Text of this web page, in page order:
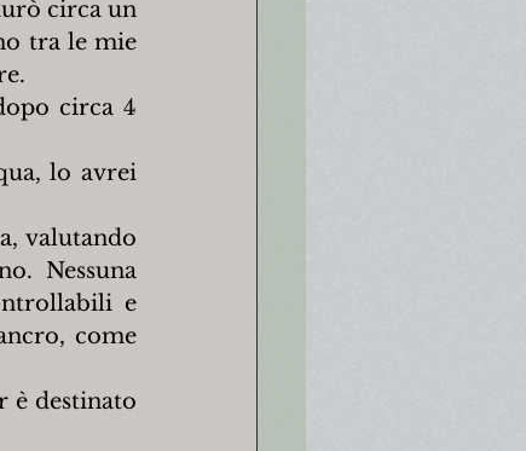
circa un
tra le mie
circa 4
lo avrei
valutando
Nessuna
e
come
è destinato